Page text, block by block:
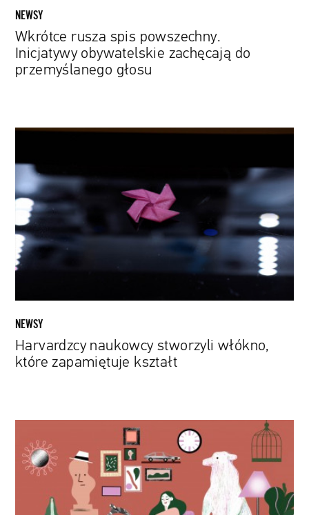
NEWSY
Wkrótce rusza spis powszechny.
Inicjatywy obywatelskie zachęcają do
przemyślanego głosu
stworzyli
włókno,
które
zapamiętuje
kształt
NEWSY
Harvardzcy naukowcy stworzyli włókno,
które zapamiętuje kształt
Chutnik
Pie***yć